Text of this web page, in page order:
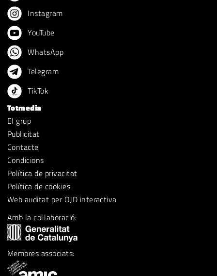
Instagram
YouTube
WhatsApp
Telegram
TikTok
Totmedia
El grup
Publicitat
Contacte
Condicions
Política de privacitat
Política de cookies
Web auditat per OJD interactiva
Amb la col·laboració:
Membres associats: